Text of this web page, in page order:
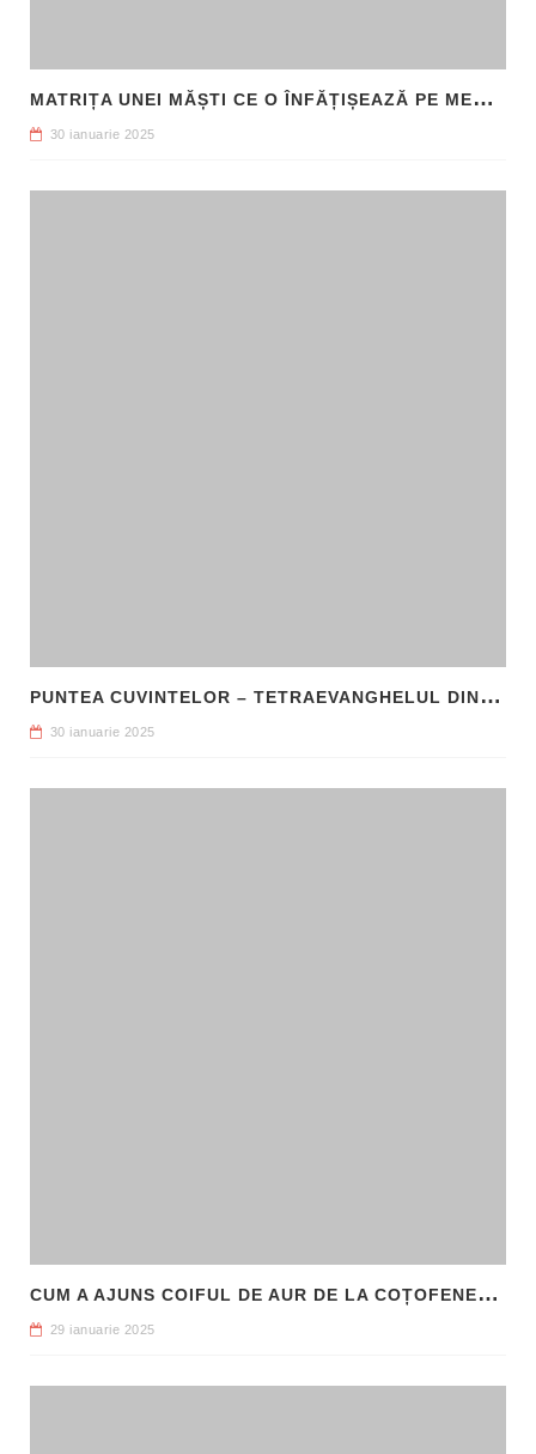
M
ATRIȚA UNEI MĂȘTI CE O ÎNFĂȚIȘEAZĂ PE MEDUSA, DESCOPERITĂ ÎN SICILIA
30 ianuarie 2025
P
UNTEA CUVINTELOR – TETRAEVANGHELUL DIN 1561 ȘI NAȘTEREA LIMBII ROMÂNE LITERARE
30 ianuarie 2025
C
UM A AJUNS COIFUL DE AUR DE LA COȚOFENEȘTI ÎN PATRIMONIUL NAȚIONAL
29 ianuarie 2025